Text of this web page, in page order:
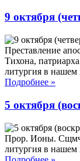
9 октября
Преставление
Тихона,
литургия в нашем
Подробнее »
5 октября
Прор. Ионы.
литургия в нашем